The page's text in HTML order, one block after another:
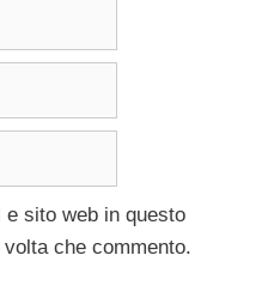
sito web in questo
che commento.